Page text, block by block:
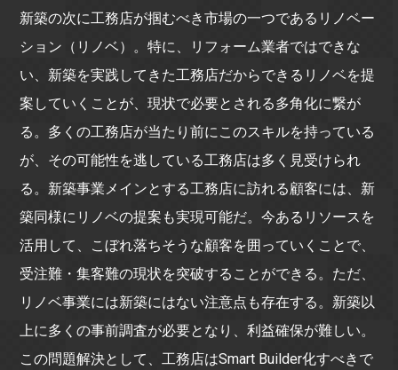
新築の次に工務店が掴むべき市場の一つであるリノベー
ション（リノベ）。特に、リフォーム業者ではできな
い、新築を実践してきた工務店だからできるリノベを提
案していくことが、現状で必要とされる多角化に繋が
る。多くの工務店が当たり前にこのスキルを持っている
が、その可能性を逃している工務店は多く見受けられ
る。新築事業メインとする工務店に訪れる顧客には、新
築同様にリノベの提案も実現可能だ。今あるリソースを
活用して、こぼれ落ちそうな顧客を囲っていくことで、
受注難・集客難の現状を突破することができる。ただ、
リノベ事業には新築にはない注意点も存在する。新築以
上に多くの事前調査が必要となり、利益確保が難しい。
この問題解決として、工務店はSmart Builder化すべきで